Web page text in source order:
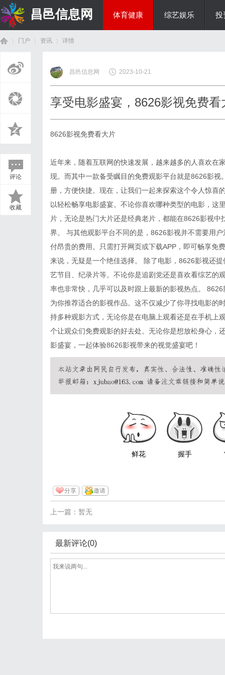
昌邑信息网 体育健康 综艺娱乐 投
门户 资讯
›
详情
评论
收藏
昌邑信息网 2023-10-21
享受电影盛宴，8626影视免费看
8626影视免费看大片
近年来，随着互联网的快速发展，越来越多的人喜欢在
现。而其中一款备受瞩目的免费观影平台就是8626影
册，方便快捷。现在，让我们一起来探索这个令人惊喜
以轻松畅享电影盛宴。不论你喜欢哪种类型的电影，这
片，无论是热门大片还是经典老片，都能在8626影视
界。 与其他观影平台不同的是，8626影视并不需要用
付昂贵的费用。只需打开网页或下载APP，即可畅享免
来说，无疑是一个绝佳选择。 除了电影，8626影视还
艺节目、纪录片等。不论你是追剧党还是喜欢看综艺的
率也非常快，几乎可以及时跟上最新的影视热点。
为你推荐适合的影视作品。这不仅减少了你寻找电影的
持多种观影方式，无论你是在电脑上观看还是在手机上
个让观众们免费观影的好去处。无论你是想放松身心，
影盛宴，一起体验8626影视带来的视觉盛宴吧！
鲜花 握手
分享 邀请
上一篇：暂无
最新评论(0)